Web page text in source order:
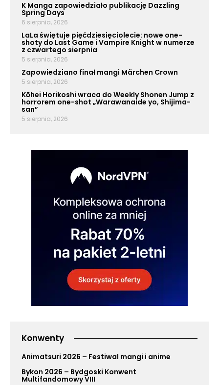
K Manga zapowiedziało publikację Dazzling
Spring Days
6 sierpnia, 2026
LaLa świętuje pięćdziesięciolecie: nowe one-
shoty do Last Game i Vampire Knight w numerze
z czwartego sierpnia
5 sierpnia, 2026
Zapowiedziano finał mangi Märchen Crown
5 sierpnia, 2026
Kōhei Horikoshi wraca do Weekly Shonen Jump z
horrorem one-shot „Warawanaide yo, Shijima-
san”
5 sierpnia, 2026
Konwenty
Animatsuri 2026 – Festiwal mangi i anime
Bykon 2026 – Bydgoski Konwent
Multifandomowy VIII